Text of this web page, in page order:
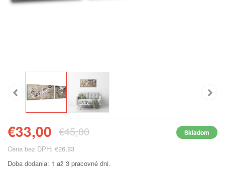
€33,00 €45,00 Skladom
Cena bez DPH: €26,83
Doba dodania: 1 až 3 pracovné dni.